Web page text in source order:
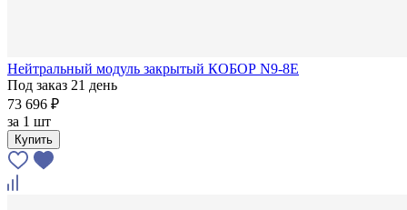
Нейтральный модуль закрытый КОБОР N9-8E
Под заказ 21 день
73 696 ₽
за 1 шт
Купить